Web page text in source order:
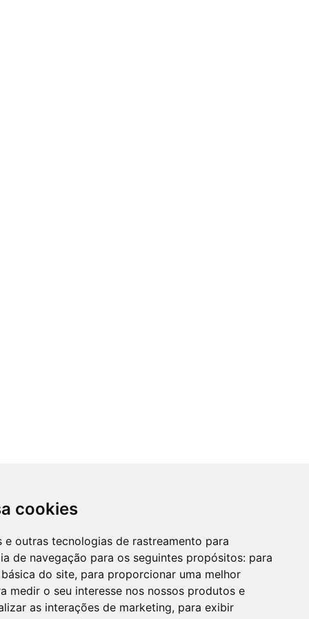
cookies
outras tecnologias de rastreamento para
de navegação para os seguintes propósitos: para
do site, para proporcionar uma melhor
medir o seu interesse nos nossos produtos e
as interações de marketing, para exibir